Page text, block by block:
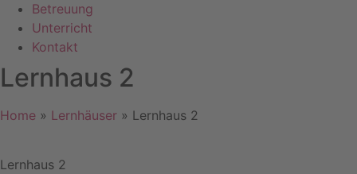
Betreuung
Unterricht
Kontakt
Lernhaus 2
Home » Lernhäuser » Lernhaus 2
Lernhaus 2